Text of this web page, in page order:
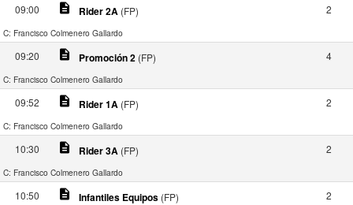
09:00
description Rider 2A (FP) 2
C: Francisco Colmenero Gallardo
09:20 description Promoción 2 (FP) 4
C: Francisco Colmenero Gallardo
09:52 description Rider 1A (FP) 2
C: Francisco Colmenero Gallardo
10:30 description Rider 3A (FP) 2
C: Francisco Colmenero Gallardo
10:50 description Infantiles Equipos (FP) 2